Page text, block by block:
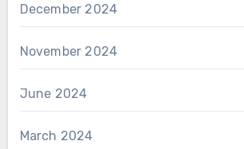
December 2024
November 2024
June 2024
March 2024